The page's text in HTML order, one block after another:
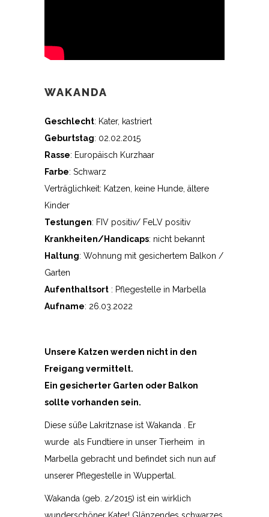
WAKANDA
Geschlecht: Kater, kastriert
Geburtstag: 02.02.2015
Rasse: Europäisch Kurzhaar
Farbe: Schwarz
Verträglichkeit: Katzen, keine Hunde, ältere
Kinder
Testungen: FIV positiv/ FeLV positiv
Krankheiten/Handicaps: nicht bekannt
Haltung: Wohnung mit gesichertem Balkon /
Garten
Aufenthaltsort : Pflegestelle in Marbella
Aufname: 26.03.2022
Unsere Katzen werden nicht in den
Freigang vermittelt.
Ein gesicherter Garten oder Balkon
sollte vorhanden sein.
Diese süße Lakritznase ist Wakanda . Er
wurde als Fundtiere in unser Tierheim in
Marbella gebracht und befindet sich nun auf
unserer Pflegestelle in Wuppertal.
Wakanda (geb. 2/2015) ist ein wirklich